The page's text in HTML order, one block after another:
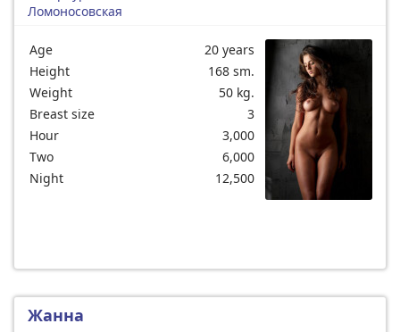
Ломоносовская
Age
20 years
Height
168 sm.
Weight
50 kg.
Breast size
3
Hour
3,000
Two
6,000
Night
12,500
Жанна